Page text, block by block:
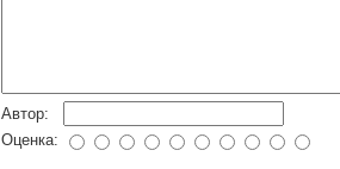
Автор:
Оценка: